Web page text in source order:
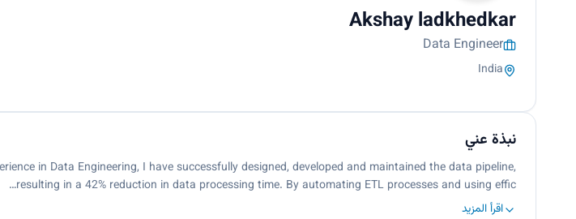
Akshay ladkhedkar
Data Engineer
India
نبذة عني
in Data Engineering, I have successfully designed, developed and maintained the data pipeline,
resulting in a 42% reduction in data processing time. By automating ETL processes and using effic…
اقرأ المزيد